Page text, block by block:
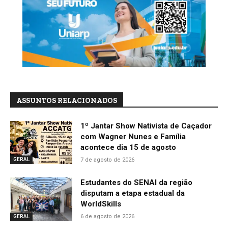
ASSUNTOS RELACIONADOS
GERAL
1º Jantar Show Nativista de Caçador
com Wagner Nunes e Família
acontece dia 15 de agosto
7 de agosto de 2026
GERAL
Estudantes do SENAI da região
disputam a etapa estadual da
WorldSkills
6 de agosto de 2026